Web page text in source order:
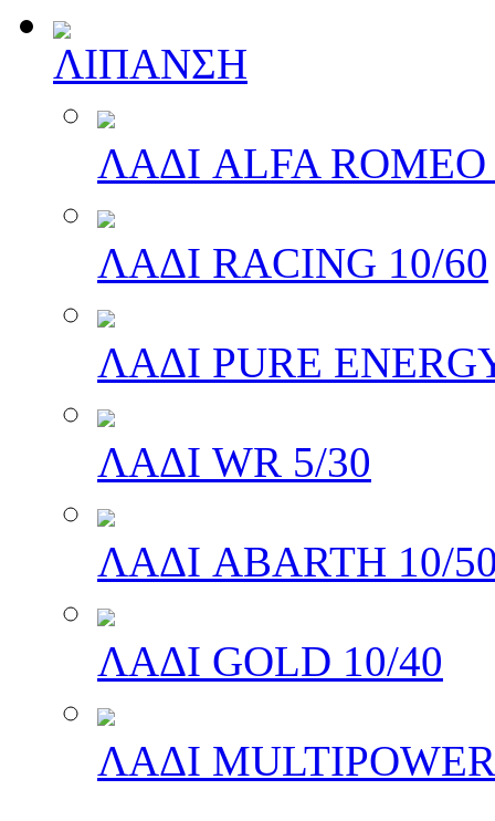
ΛΙΠΑΝΣΗ
ΛΑΔΙ ALFA
ΛΑΔΙ RACING 10/60
ΛΑΔΙ PURE
ΛΑΔΙ WR 5/30
ΛΑΔΙ ABARTH 10/
ΛΑΔΙ GOLD 10/40
ΛΑΔΙ